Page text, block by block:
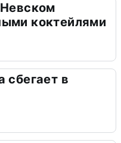
коктейлями
сбегает в